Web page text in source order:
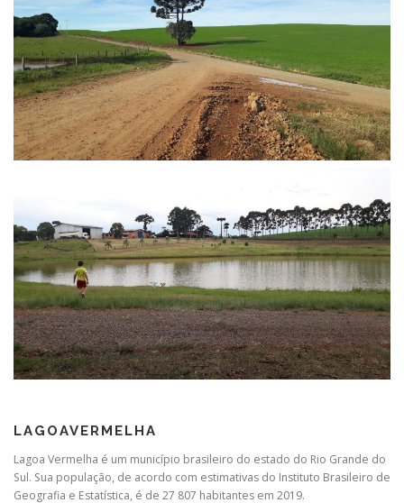
LAGOAVERMELHA
Lagoa Vermelha é um município brasileiro do estado do Rio Grande do
Sul. Sua população, de acordo com estimativas do Instituto Brasileiro de
Geografia e Estatística, é de 27 807 habitantes em 2019.